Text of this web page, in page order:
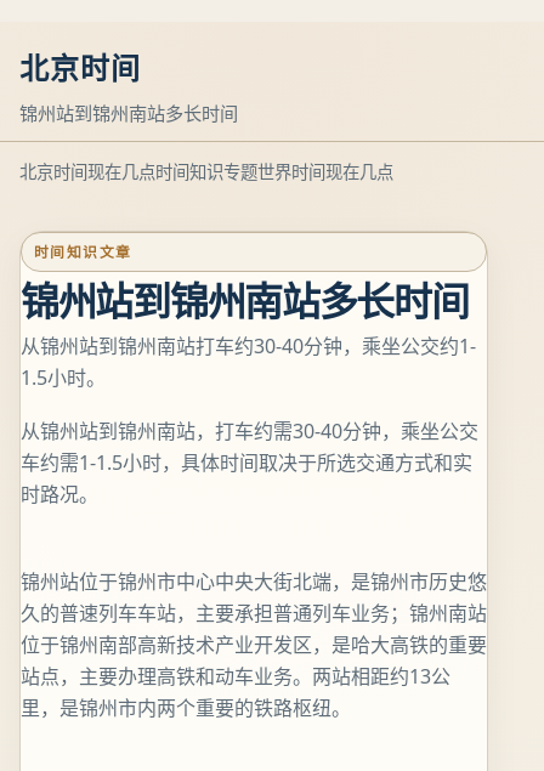
北京时间
锦州站到锦州南站多长时间
北京时间现在几点时间知识专题世界时间现在几点
时间知识文章
锦州站到锦州南站多长时间
从锦州站到锦州南站打车约30-40分钟，乘坐公交约1-
1.5小时。
从锦州站到锦州南站，打车约需30-40分钟，乘坐公交
车约需1-1.5小时，具体时间取决于所选交通方式和实
时路况。
锦州站位于锦州市中心中央大街北端，是锦州市历史悠
久的普速列车车站，主要承担普通列车业务；锦州南站
位于锦州南部高新技术产业开发区，是哈大高铁的重要
站点，主要办理高铁和动车业务。两站相距约13公
里，是锦州市内两个重要的铁路枢纽。